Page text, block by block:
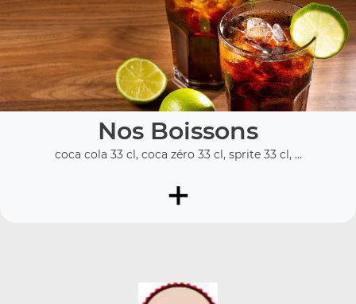
Nos Boissons
coca cola 33 cl, coca zéro 33 cl, sprite 33 cl, ...
+